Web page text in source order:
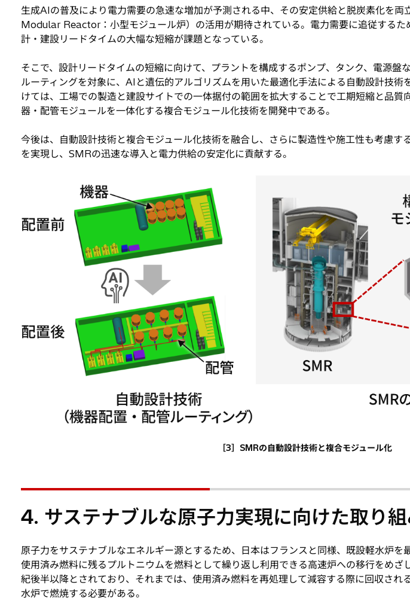
生成AIの普及により電力需要の急速な増加が予測される中、その安定供給と脱炭素化を
Modular Reactor：小型モジュール炉）の活用が期待されている。電力需要に追従する
計・建設リードタイムの大幅な短縮が課題となっている。
そこで、設計リードタイムの短縮に向けて、プラントを構成するポンプ、タンク、電源盤
ルーティングを対象に、AIと遺伝的アルゴリズムを用いた最適化手法による自動設計技術
けては、工場での製造と建設サイトでの一体据付の範囲を拡大することで工期短縮と品質
器・配管モジュールを一体化する複合モジュール化技術を開発中である。
今後は、自動設計技術と複合モジュール化技術を融合し、さらに製造性や施工性も考慮す
を実現し、SMRの迅速な導入と電力供給の安定化に貢献する。
［3］SMRの自動設計技術と複合モジュール化
4. サステナブルな原子力実現に向けた取り
原子力をサステナブルなエネルギー源とするため、日本はフランスと同様、既設軽水炉を
使用済み燃料に残るプルトニウムを燃料として繰り返し利用できる高速炉への移行をめざ
紀後半以降とされており、それまでは、使用済み燃料を再処理して減容する際に回収され
水炉で燃焼する必要がある。